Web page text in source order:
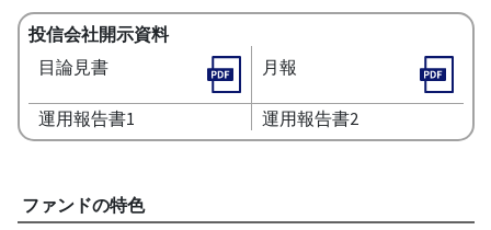
投信会社開示資料
目論見書
月報
運用報告書1 運用報告書2
ファンドの特色